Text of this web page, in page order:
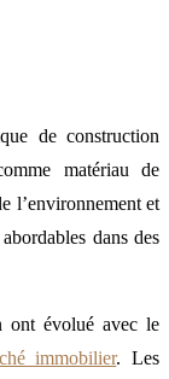
de construction
matériau de
l’environnement et
dans des
ont évolué avec le
immobilier. Les